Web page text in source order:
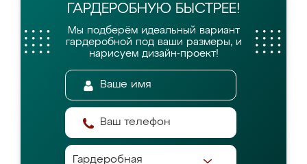
ГАРДЕРОБНУЮ БЫСТРЕЕ!
Мы подберём идеальный вариант
гардеробной под ваши размеры, и
нарисуем дизайн-проект!